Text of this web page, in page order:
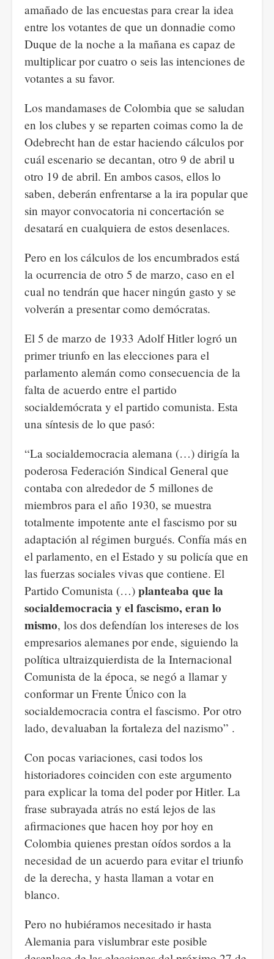
amañado de las encuestas para crear la idea
entre los votantes de que un donnadie como
Duque de la noche a la mañana es capaz de
multiplicar por cuatro o seis las intenciones de
votantes a su favor.
Los mandamases de Colombia que se saludan
en los clubes y se reparten coimas como la de
Odebrecht han de estar haciendo cálculos por
cuál escenario se decantan, otro 9 de abril u
otro 19 de abril. En ambos casos, ellos lo
saben, deberán enfrentarse a la ira popular que
sin mayor convocatoria ni concertación se
desatará en cualquiera de estos desenlaces.
Pero en los cálculos de los encumbrados está
la ocurrencia de otro 5 de marzo, caso en el
cual no tendrán que hacer ningún gasto y se
volverán a presentar como demócratas.
El 5 de marzo de 1933 Adolf Hitler logró un
primer triunfo en las elecciones para el
parlamento alemán como consecuencia de la
falta de acuerdo entre el partido
socialdemócrata y el partido comunista. Esta
una síntesis de lo que pasó:
“La socialdemocracia alemana (…) dirigía la
poderosa Federación Sindical General que
contaba con alrededor de 5 millones de
miembros para el año 1930, se muestra
totalmente impotente ante el fascismo por su
adaptación al régimen burgués. Confía más en
el parlamento, en el Estado y su policía que en
las fuerzas sociales vivas que contiene. El
Partido Comunista (…) planteaba que la
socialdemocracia y el fascismo, eran lo
mismo, los dos defendían los intereses de los
empresarios alemanes por ende, siguiendo la
política ultraizquierdista de la Internacional
Comunista de la época, se negó a llamar y
conformar un Frente Único con la
socialdemocracia contra el fascismo. Por otro
lado, devaluaban la fortaleza del nazismo” .
Con pocas variaciones, casi todos los
historiadores coinciden con este argumento
para explicar la toma del poder por Hitler. La
frase subrayada atrás no está lejos de las
afirmaciones que hacen hoy por hoy en
Colombia quienes prestan oídos sordos a la
necesidad de un acuerdo para evitar el triunfo
de la derecha, y hasta llaman a votar en
blanco.
Pero no hubiéramos necesitado ir hasta
Alemania para vislumbrar este posible